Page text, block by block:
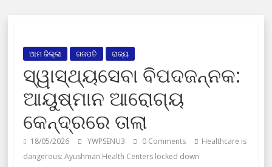
ଆମ ଜିଲ୍ଲା ଗଜପତି ରାଜ୍ୟ
ସ୍ୱାସ୍ଥ୍ୟସେବା ବିପଦଜନ୍ନକ:
ଆୟୁଷ୍ମାନ ଆରୋଗ୍ୟ
କେନ୍ଦ୍ରରେ ତାଲା
18/05/2026 YWPSENU3 0 Comments
Healthcare is
dangerous: Ayushman Health Centers locked down